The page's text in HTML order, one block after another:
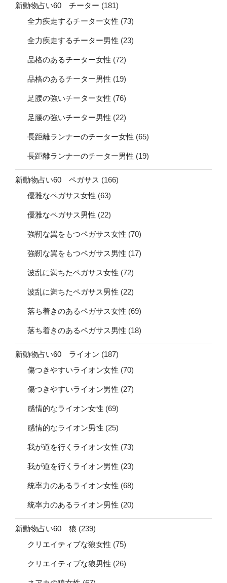
新動物占い60 チーター (181)
全力疾走するチーター女性 (73)
全力疾走するチーター男性 (23)
品格のあるチーター女性 (72)
品格のあるチーター男性 (19)
足腰の強いチーター女性 (76)
足腰の強いチーター男性 (22)
長距離ランナーのチーター女性 (65)
長距離ランナーのチーター男性 (19)
新動物占い60 ペガサス (166)
優雅なペガサス女性 (63)
優雅なペガサス男性 (22)
強靭な翼をもつペガサス女性 (70)
強靭な翼をもつペガサス男性 (17)
波乱に満ちたペガサス女性 (72)
波乱に満ちたペガサス男性 (22)
落ち着きのあるペガサス女性 (69)
落ち着きのあるペガサス男性 (18)
新動物占い60 ライオン (187)
傷つきやすいライオン女性 (70)
傷つきやすいライオン男性 (27)
感情的なライオン女性 (69)
感情的なライオン男性 (25)
我が道を行くライオン女性 (73)
我が道を行くライオン男性 (23)
統率力のあるライオン女性 (68)
統率力のあるライオン男性 (20)
新動物占い60 狼 (239)
クリエイティブな狼女性 (75)
クリエイティブな狼男性 (26)